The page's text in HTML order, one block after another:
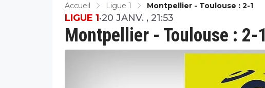
Accueil Ligue 1 Montpellier - Toulouse : 2-1
Montpellier - Toulouse : 2-1
LIGUE 1•20 JANV. , 21:53